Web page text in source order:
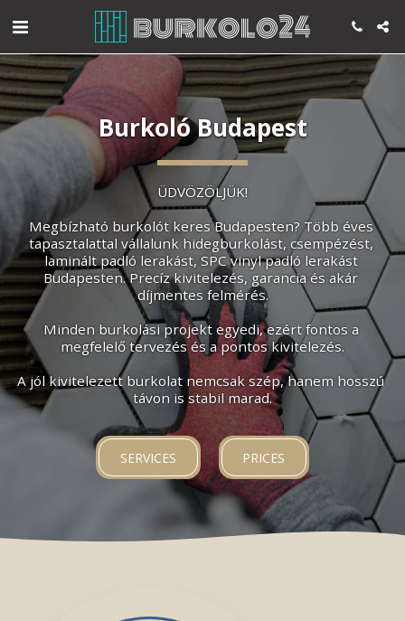
Burkoló Budapest
ÜDVÖZÖLJÜK!
Megbízható burkolót keres Budapesten? Több éves
tapasztalattal vállalunk hidegburkolást, csempézést,
laminált padló lerakást, SPC vinyl padló lerakást
Budapesten. Precíz kivitelezés, garancia és akár
díjmentes felmérés.
Minden burkolási projekt egyedi, ezért fontos a
megfelelő tervezés és a pontos kivitelezés.
A jól kivitelezett burkolat nemcsak szép, hanem hosszú
távon is stabil marad.
SERVICES PRICES